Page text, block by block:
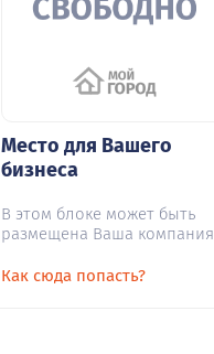
Место для Вашего
бизнеса
В этом блоке может быть
размещена Ваша компания
Как сюда попасть?